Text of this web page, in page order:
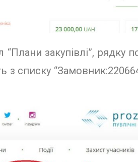
“Плани закупівлі”,
з списку